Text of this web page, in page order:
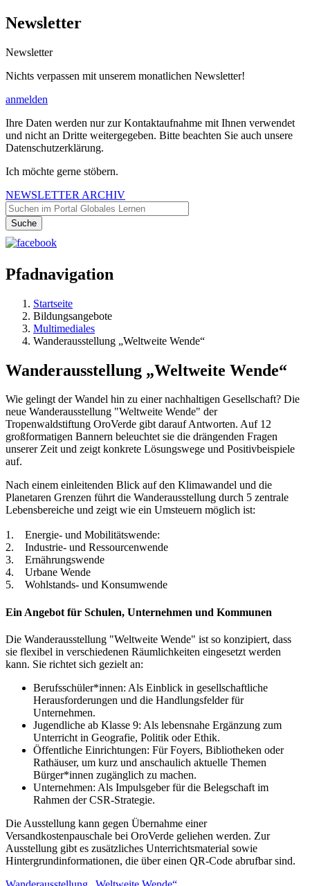
Newsletter
Newsletter
Nichts verpassen mit unserem monatlichen Newsletter!
anmelden
Ihre Daten werden nur zur Kontaktaufnahme mit Ihnen verwendet
und nicht an Dritte weitergegeben. Bitte beachten Sie auch unsere
Datenschutzerklärung.
Ich möchte gerne stöbern.
NEWSLETTER ARCHIV
Pfadnavigation
Startseite
Bildungsangebote
Multimediales
Wanderausstellung „Weltweite Wende“
Wanderausstellung „Weltweite Wende“
Wie gelingt der Wandel hin zu einer nachhaltigen Gesellschaft? Die
neue Wanderausstellung "Weltweite Wende" der
Tropenwaldstiftung OroVerde gibt darauf Antworten. Auf 12
großformatigen Bannern beleuchtet sie die drängenden Fragen
unserer Zeit und zeigt konkrete Lösungswege und Positivbeispiele
auf.
Nach einem einleitenden Blick auf den Klimawandel und die
Planetaren Grenzen führt die Wanderausstellung durch 5 zentrale
Lebensbereiche und zeigt wie ein Umsteuern möglich ist:
1. Energie- und Mobilitätswende:
2. Industrie- und Ressourcenwende
3. Ernährungswende
4. Urbane Wende
5. Wohlstands- und Konsumwende
Ein Angebot für Schulen, Unternehmen und Kommunen
Die Wanderausstellung "Weltweite Wende" ist so konzipiert, dass
sie flexibel in verschiedenen Räumlichkeiten eingesetzt werden
kann. Sie richtet sich gezielt an:
Berufsschüler*innen: Als Einblick in gesellschaftliche
Herausforderungen und die Handlungsfelder für
Unternehmen.
Jugendliche ab Klasse 9: Als lebensnahe Ergänzung zum
Unterricht in Geografie, Politik oder Ethik.
Öffentliche Einrichtungen: Für Foyers, Bibliotheken oder
Rathäuser, um kurz und anschaulich aktuelle Themen
Bürger*innen zugänglich zu machen.
Unternehmen: Als Impulsgeber für die Belegschaft im
Rahmen der CSR-Strategie.
Die Ausstellung kann gegen Übernahme einer
Versandkostenpauschale bei OroVerde geliehen werden. Zur
Ausstellung gibt es zusätzliches Unterrichtsmaterial sowie
Hintergrundinformationen, die über einen QR-Code abrufbar sind.